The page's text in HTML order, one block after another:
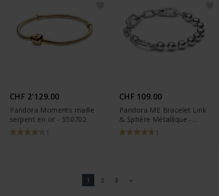
CHF 2'129.00
Pandora Moments maille
serpent en or - 550702
1
CHF 109.00
Pandora ME Bracelet Link
& Sphère Métallique -
592793C001
1 2 3 »